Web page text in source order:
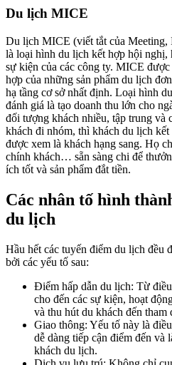
Du lịch MICE
Du lịch MICE (viết tắt của Meeting,
là loại hình du lịch kết hợp hội nghị,
sự kiện của các công ty. MICE
hợp của những sản phẩm du lịch
hạ tầng cơ sở nhất định. Loại hình
đánh giá là tạo doanh thu lớn cho
đối tượng khách nhiều, tập trung và
khách đi nhóm, thì khách du lịch
được xem là khách hạng sang. Họ
chính khách… sẵn sàng chi để
ích tốt và sản phẩm đắt tiền.
Các nhân tố hình
du lịch
Hầu hết các tuyến điểm du lịch đều
bởi các yếu tố sau:
Điểm hấp dẫn du lịch: Từ
cho đến các sự kiện, hoạt
và thu hút du khách đến tham
Giao thông: Yếu tố này là
dễ dàng tiếp cận điểm đến và
khách du lịch.